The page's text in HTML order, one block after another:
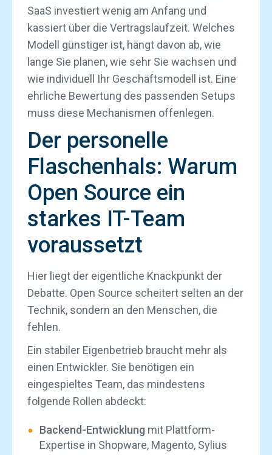
SaaS investiert wenig am Anfang und
kassiert über die Vertragslaufzeit. Welches
Modell günstiger ist, hängt davon ab, wie
lange Sie planen, wie sehr Sie wachsen und
wie individuell Ihr Geschäftsmodell ist. Eine
ehrliche Bewertung des passenden Setups
muss diese Mechanismen offenlegen.
Der personelle
Flaschenhals: Warum
Open Source ein
starkes IT-Team
voraussetzt
Hier liegt der eigentliche Knackpunkt der
Debatte. Open Source scheitert selten an der
Technik, sondern an den Menschen, die
fehlen.
Ein stabiler Eigenbetrieb braucht mehr als
einen Entwickler. Sie benötigen ein
eingespieltes Team, das mindestens
folgende Rollen abdeckt:
Backend-Entwicklung mit Plattform-
Expertise in Shopware, Magento, Sylius